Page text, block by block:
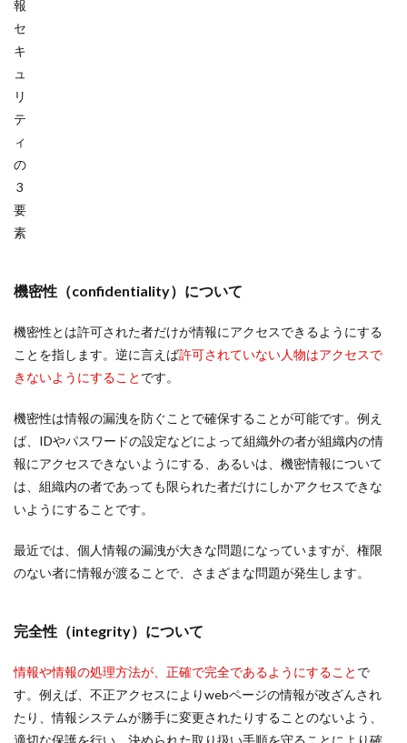
報
セ
キ
ュ
リ
テ
ィ
の
3
要
素
機密性（confidentiality）について
機密性とは許可された者だけが情報にアクセスできるようにする
ことを指します。逆に言えば許可されていない人物はアクセスで
きないようにすること です。
機密性は情報の漏洩を防ぐことで確保することが可能です。例え
ば、IDやパスワードの設定などによって組織外の者が組織内の情
報にアクセスできないようにする、あるいは、機密情報について
は、組織内の者であっても限られた者だけにしかアクセスできな
いようにすることです。
最近では、個人情報の漏洩が大きな問題になっていますが、権限
のない者に情報が渡ることで、さまざまな問題が発生します。
完全性（integrity）について
情報や情報の処理方法が、正確で完全であるようにすること で
す。例えば、不正アクセスによりwebページの情報が改ざんされ
たり、情報システムが勝手に変更されたりすることのないよう、
適切な保護を行い、決められた取り扱い手順を守ることにより確